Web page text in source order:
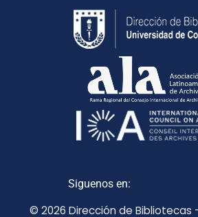
Siguenos en:
© 2026 Dirección de Bibliotecas